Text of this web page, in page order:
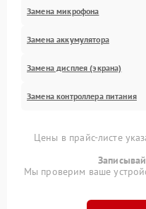
Замена микрофона
Замена аккумулятора
Замена дисплея (экрана)
Замена контроллера питания
Цены в прайс-листе
Мы проверим ваше